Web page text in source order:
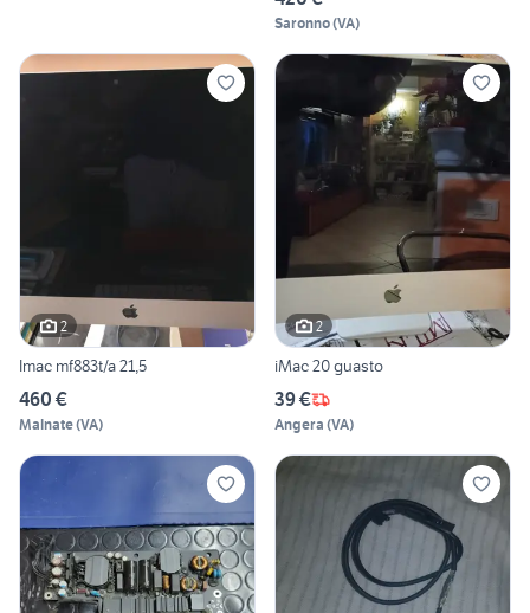
Saronno(VA)
2
Imac mf883t/a 21,5
460 €
Malnate(VA)
2
iMac 20 guasto
39 €
Angera (VA)